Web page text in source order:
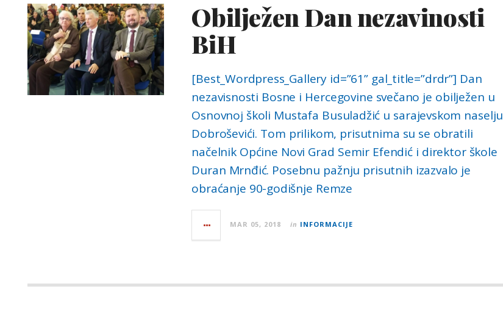
Obilježen Dan nezavinosti
BiH
[Best_Wordpress_Gallery id=”61” gal_title=”drdr”] Dan
nezavisnosti Bosne i Hercegovine svečano je obilježen u
Osnovnoj školi Mustafa Busuladžić u sarajevskom naselju
Dobroševići. Tom prilikom, prisutnima su se obratili
načelnik Općine Novi Grad Semir Efendić i direktor škole
Duran Mrnđić. Posebnu pažnju prisutnih izazvalo je
obraćanje 90-godišnje Remze
MAR 05, 2018 in INFORMACIJE